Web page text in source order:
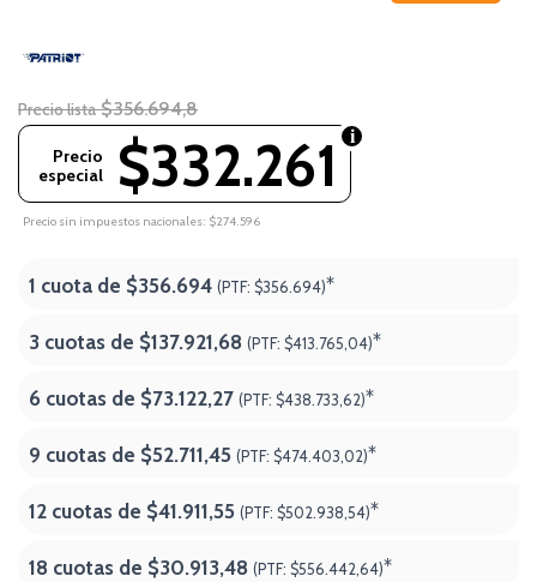
Precio lista $356.694,8
$332.261
Precio
especial
Precio sin impuestos nacionales: $274.596
1 cuota de $356.694 (PTF: $356.694)*
3 cuotas de $137.921,68 (PTF: $413.765,04)*
6 cuotas de $73.122,27 (PTF: $438.733,62)*
9 cuotas de $52.711,45 (PTF: $474.403,02)*
12 cuotas de $41.911,55 (PTF: $502.938,54)*
18 cuotas de $30.913,48 (PTF: $556.442,64)*